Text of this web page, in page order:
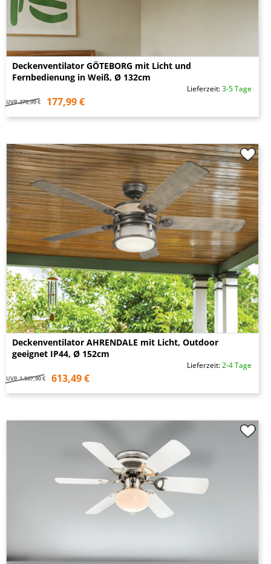
Deckenventilator GÖTEBORG mit Licht und
Fernbedienung in Weiß, Ø 132cm
Lieferzeit:3-5 Tage
UVP 270,99 € 177,99 €
Deckenventilator AHRENDALE mit Licht, Outdoor
geeignet IP44, Ø 152cm
Lieferzeit:2-4 Tage
UVP 1.067,90 € 613,49 €